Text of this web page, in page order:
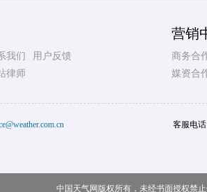
我们
用户反馈
律师
营销
商务合
媒资合
客服电
中国天气网版权所有，未经书面授权